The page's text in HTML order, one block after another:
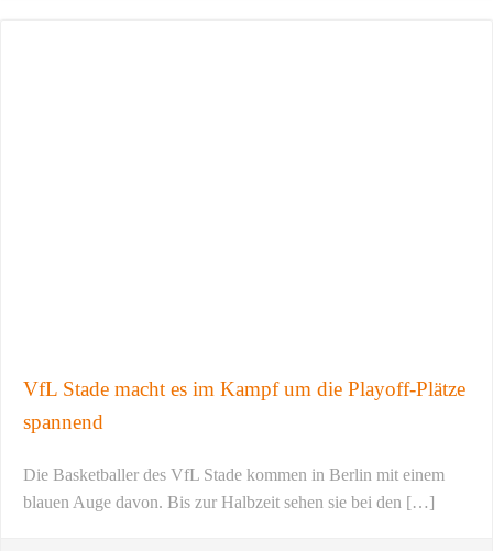
VfL Stade macht es im Kampf um die Playoff-Plätze
spannend
Die Basketballer des VfL Stade kommen in Berlin mit einem
blauen Auge davon. Bis zur Halbzeit sehen sie bei den […]